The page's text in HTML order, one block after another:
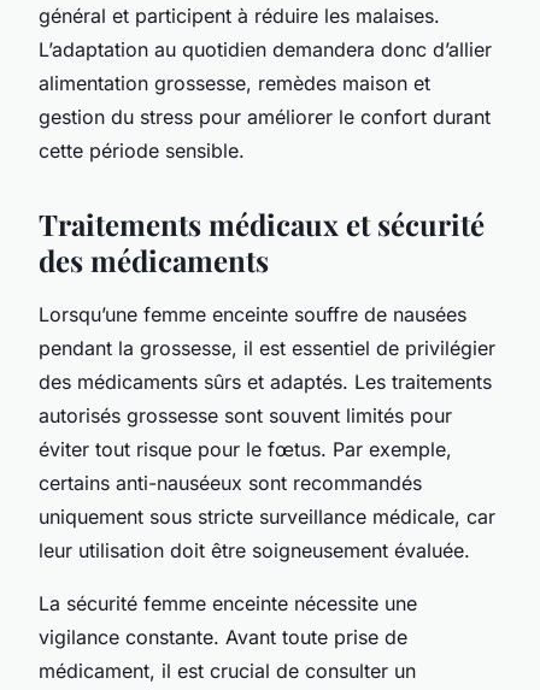
général et participent à réduire les malaises.
L’adaptation au quotidien demandera donc d’allier
alimentation grossesse, remèdes maison et
gestion du stress pour améliorer le confort durant
cette période sensible.
Traitements médicaux et sécurité
des médicaments
Lorsqu’une femme enceinte souffre de nausées
pendant la grossesse, il est essentiel de privilégier
des médicaments sûrs et adaptés. Les traitements
autorisés grossesse sont souvent limités pour
éviter tout risque pour le fœtus. Par exemple,
certains anti-nauséeux sont recommandés
uniquement sous stricte surveillance médicale, car
leur utilisation doit être soigneusement évaluée.
La sécurité femme enceinte nécessite une
vigilance constante. Avant toute prise de
médicament, il est crucial de consulter un